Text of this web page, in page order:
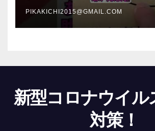
PIKAKICHI2015@GMAIL.COM
新型コロナウイル
対策！